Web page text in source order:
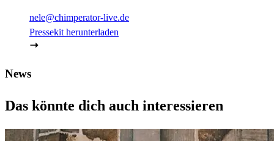
nele@chimperator-live.de
Pressekit herunterladen
News
Das könnte dich auch interessieren